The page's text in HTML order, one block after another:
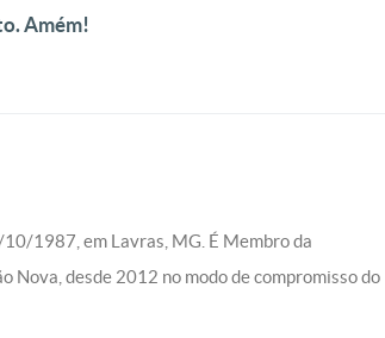
Amém!
1987, em Lavras, MG. É Membro da
Nova, desde 2012 no modo de compromisso do